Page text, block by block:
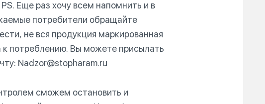
Еще раз хочу всем напомнить и в
потребители обращайте
не вся продукция маркированная
потреблению. Вы можете присылать
Nadzor@stopharam.ru
сможем остановить и